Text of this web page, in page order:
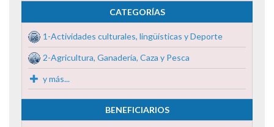
CATEGORÍAS
1-Actividades culturales, lingüísticas y Deporte
2-Agricultura, Ganadería, Caza y Pesca
y más...
BENEFICIARIOS